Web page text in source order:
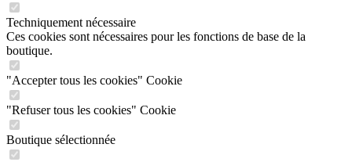
Techniquement nécessaire
Ces cookies sont nécessaires pour les fonctions de base de la
boutique.
"Accepter tous les cookies" Cookie
"Refuser tous les cookies" Cookie
Boutique sélectionnée